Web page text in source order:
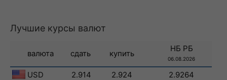
Лучшие курсы валют
валюта сдать купить
НБ РБ
06.08.2026
USD 2.914 2.924
2.9264